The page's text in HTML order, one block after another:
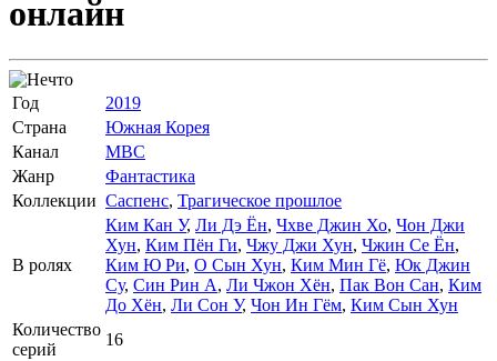
онлайн
Год
2019
Страна
Южная Корея
Канал
MBC
Жанр
Фантастика
Коллекции Саспенс, Трагическое прошлое
В ролях
Ким Кан У, Ли Дэ Ён, Чхве Джин Хо, Чон Джи
Хун, Ким Пён Ги, Чжу Джи Хун, Чжин Се Ён,
Ким Ю Ри, О Сын Хун, Ким Мин Гё, Юк Джин
Су, Син Рин А, Ли Чжон Хён, Пак Вон Сан, Ким
До Хён, Ли Сон У, Чон Ин Гём, Ким Сын Хун
Количество
серий
16